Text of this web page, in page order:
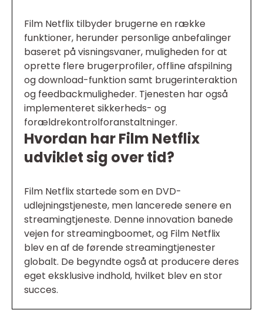
Film Netflix tilbyder brugerne en række
funktioner, herunder personlige anbefalinger
baseret på visningsvaner, muligheden for at
oprette flere brugerprofiler, offline afspilning
og download-funktion samt brugerinteraktion
og feedbackmuligheder. Tjenesten har også
implementeret sikkerheds- og
forældrekontrolforanstaltninger.
Hvordan har Film Netflix
udviklet sig over tid?
Film Netflix startede som en DVD-
udlejningstjeneste, men lancerede senere en
streamingtjeneste. Denne innovation banede
vejen for streamingboomet, og Film Netflix
blev en af de førende streamingtjenester
globalt. De begyndte også at producere deres
eget eksklusive indhold, hvilket blev en stor
succes.